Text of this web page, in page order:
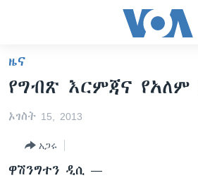
ማገናኛዎች
ዋናው
ይዘት
ይዘት
ዓለምአቀፍ
አሜሪካ
ጋቢና ቪኦኤ
ከምሽቱ ሦስት ሰዓት የአማርኛ ዜና
ቪዲዮ
ዜና
የግብጽ እርምጃና የአለም
ኦገስት 15, 2013
አጋሩ
ዋሽንግተን ዲሲ —